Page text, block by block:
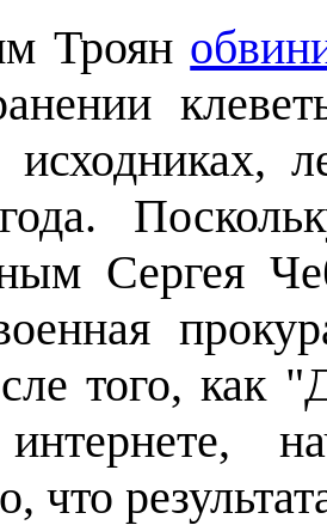
Троян
исходниках,
Сергея
того, как
что